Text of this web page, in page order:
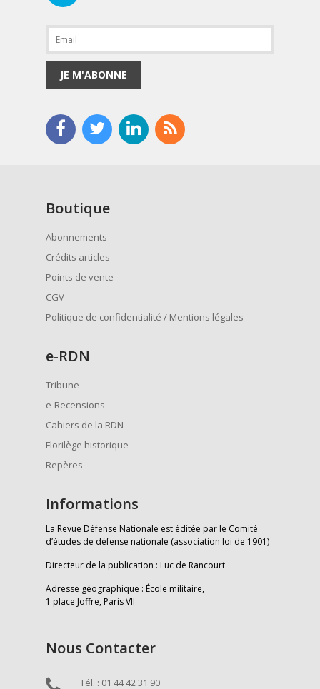
JE M'ABONNE
Boutique
Abonnements
Crédits articles
Points de vente
CGV
Politique de confidentialité / Mentions légales
e-RDN
Tribune
e-Recensions
Cahiers de la RDN
Florilège historique
Repères
Informations
La Revue Défense Nationale est éditée par le Comité
d’études de défense nationale (association loi de 1901)
Directeur de la publication : Luc de Rancourt
Adresse géographique : École militaire,
1 place Joffre, Paris VII
Nous Contacter
Tél. : 01 44 42 31 90